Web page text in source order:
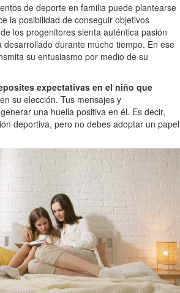
de deporte en familia puede plantearse
la posibilidad de conseguir objetivos
los progenitores sienta auténtica pasión
durante mucho tiempo. En ese
su entusiasmo por medio de su
expectativas en el niño que
en su elección. Tus mensajes y
una huella positiva en él. Es decir,
deportiva, pero no debes adoptar un papel